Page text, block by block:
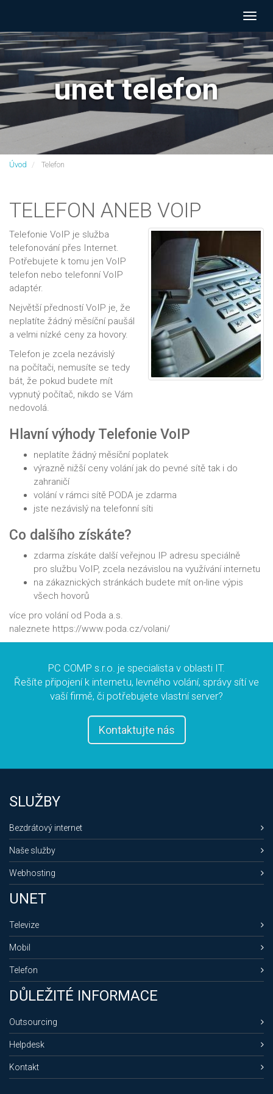
unet telefon
Úvod Telefon
TELEFON ANEB VOIP
Telefonie VoIP je služba
telefonování přes Internet.
Potřebujete k tomu jen VoIP
telefon nebo telefonní VoIP
adaptér.
Největší předností VoIP je, že
neplatíte žádný měsíční paušál
a velmi nízké ceny za hovory.
Telefon je zcela nezávislý
na počítači, nemusíte se tedy
bát, že pokud budete mít
vypnutý počítač, nikdo se Vám
nedovolá.
Hlavní výhody Telefonie VoIP
neplatíte žádný měsíční poplatek
výrazně nižší ceny volání jak do pevné sítě tak i do
zahraničí
volání v rámci sítě PODA je zdarma
jste nezávislý na telefonní síti
Co dalšího získáte?
zdarma získáte další veřejnou IP adresu speciálně
pro službu VoIP, zcela nezávislou na využívání internetu
na zákaznických stránkách budete mít on-line výpis
všech hovorů
více pro volání od Poda a.s.
naleznete https://www.poda.cz/volani/
PC COMP s.r.o. je specialista v oblasti IT.
Řešíte připojení k internetu, levného volání, správy sítí ve
vaší firmě, či potřebujete vlastní server?
Kontaktujte nás
SLUŽBY
Bezdrátový internet
Naše služby
Webhosting
UNET
Televize
Mobil
Telefon
DŮLEŽITÉ INFORMACE
Outsourcing
Helpdesk
Kontakt